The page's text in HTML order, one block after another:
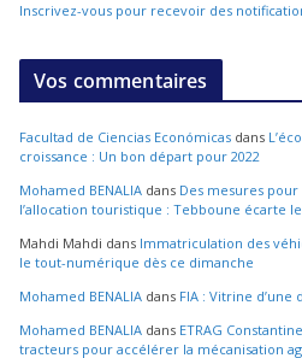
Inscrivez-vous pour recevoir des
Vos commentaires
Facultad de Ciencias Económicas dans
croissance : Un bon départ pour 2022
Mohamed BENALIA dans Des mesures
l’allocation touristique : Tebboune écarte le
Mahdi Mahdi dans Immatriculation des
le tout-numérique dès ce dimanche
Mohamed BENALIA dans FIA : Vitrine
Mohamed BENALIA dans ETRAG
tracteurs pour accélérer la mécanisation